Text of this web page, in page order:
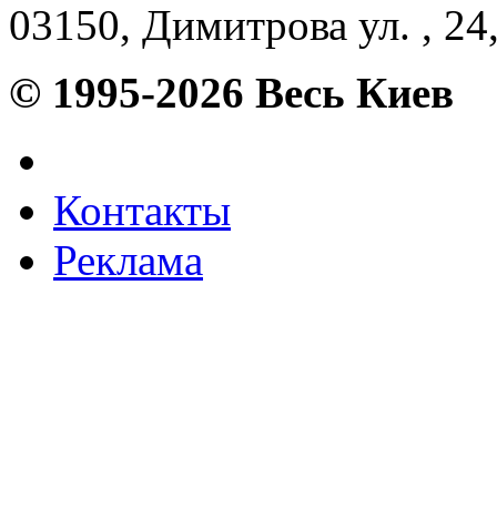
03150, Димитрова ул. ,
© 1995-2026 Весь Киев
Контакты
Реклама